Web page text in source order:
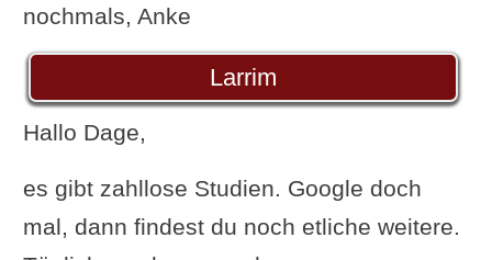
nochmals, Anke
Larrim
Hallo Dage,
es gibt zahllose Studien. Google doch
mal, dann findest du noch etliche weitere.